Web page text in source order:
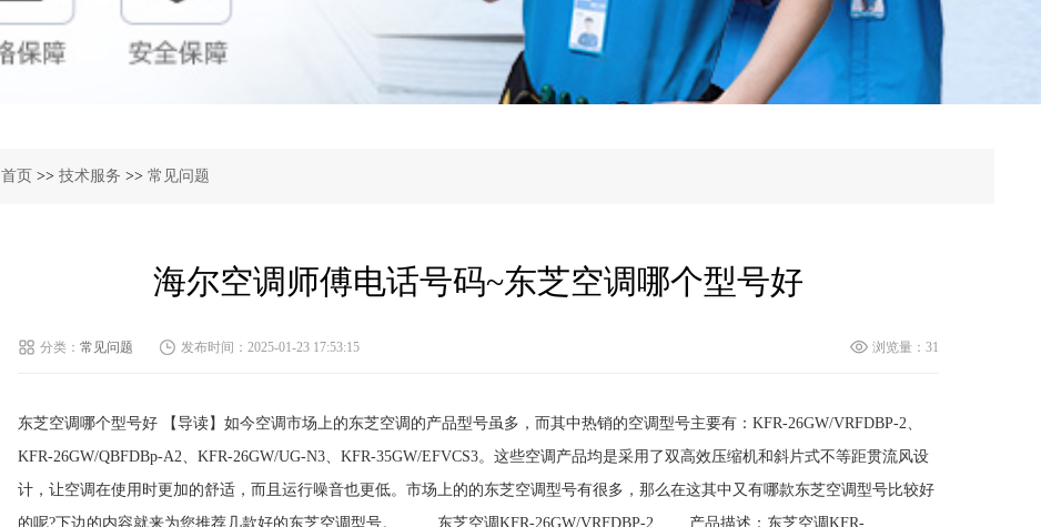
首页 >> 技术服务 >> 常见问题
海尔空调师傅电话号码~东芝空调哪个型号好
分类： 常见问题 发布时间：2025-01-23 17:53:15 浏览量：31
东芝空调哪个型号好 【导读】如今空调市场上的东芝空调的产品型号虽多，而其中热销的空调型号主要有：KFR-26GW/VRFDBP-2、
KFR-26GW/QBFDBp-A2、KFR-26GW/UG-N3、KFR-35GW/EFVCS3。这些空调产品均是采用了双高效压缩机和斜片式不等距贯流风设
计，让空调在使用时更加的舒适，而且运行噪音也更低。市场上的的东芝空调型号有很多，那么在这其中又有哪款东芝空调型号比较好
的呢?下边的内容就来为您推荐几款好的东芝空调型号。 东芝空调KFR-26GW/VRFDBP-2 产品描述：东芝空调KFR-